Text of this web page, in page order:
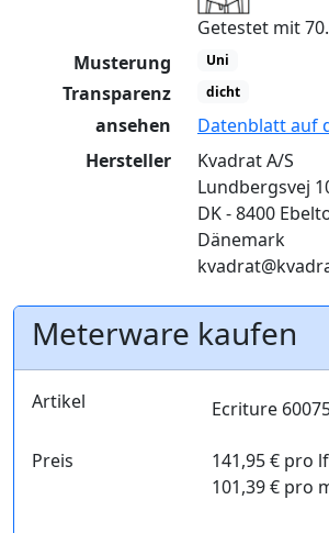
Getestet mit
Musterung
Uni
Transparenz dicht
ansehen
Datenblatt auf
Hersteller
Kvadrat A/S
Lundbergsvej
DK - 8400
Dänemark
Meterware kaufen
Artikel Ecriture
Preis
141,95 € pro
101,39 € pro